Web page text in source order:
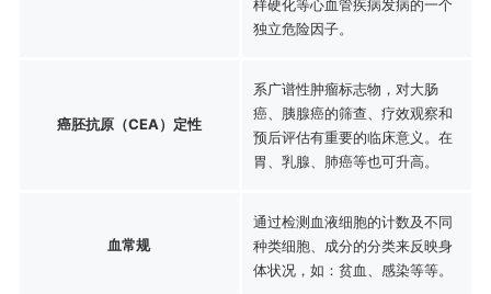
样硬化等心血管疾病发病的一个
独立危险因子。
癌胚抗原（CEA）定性
系广谱性肿瘤标志物，对大肠
癌、胰腺癌的筛查、疗效观察和
预后评估有重要的临床意义。在
胃、乳腺、肺癌等也可升高。
血常规
通过检测血液细胞的计数及不同
种类细胞、成分的分类来反映身
体状况，如：贫血、感染等等。